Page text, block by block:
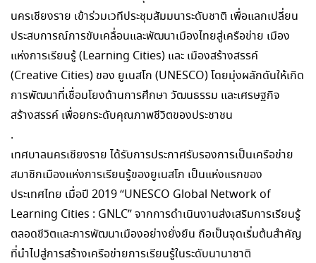
นครเชียงราย เข้าร่วมเวทีประชุมสัมมนาระดับชาติ เพื่อแลกเปลี่ยน
ประสบการณ์การขับเคลื่อนและพัฒนาเมืองไทยสู่เครือข่าย เมือง
แห่งการเรียนรู้ (Learning Cities) และ เมืองสร้างสรรค์
(Creative Cities) ของ ยูเนสโก (UNESCO) โดยมุ่งผลักดันให้เกิด
การพัฒนาที่เชื่อมโยงด้านการศึกษา วัฒนธรรม และเศรษฐกิจ
สร้างสรรค์ เพื่อยกระดับคุณภาพชีวิตของประชาชน
.
เทศบาลนครเชียงราย ได้รับการประกาศรับรองการเป็นเครือข่าย
สมาชิกเมืองแห่งการเรียนรู้ของยูเนสโก เป็นแห่งแรกของ
ประเทศไทย เมื่อปี 2019 “UNESCO Global Network of
Learning Cities : GNLC” จากการดำเนินงานส่งเสริมการเรียนรู้
ตลอดชีวิตและการพัฒนาเมืองอย่างยั่งยืน ถือเป็นจุดเริ่มต้นสำคัญ
ที่นำไปสู่การสร้างเครือข่ายการเรียนรู้ในระดับนานาชาติ